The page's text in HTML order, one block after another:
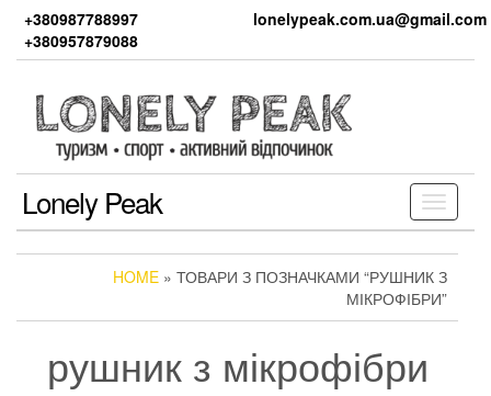
the
+380987788997
+380957879088
lonelypeak.com.ua@gmail.com
Toggle
Lonely Peak
HOME » ТОВАРИ З ПОЗНАЧКАМИ “РУШНИК З
МІКРОФІБРИ”
рушник з мікрофібри